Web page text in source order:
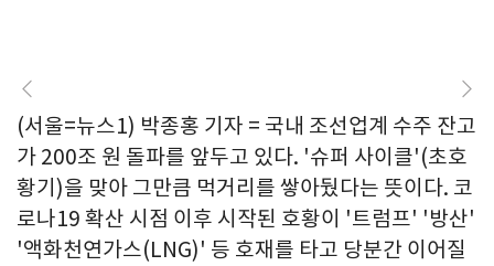
(서울=뉴스1) 박종홍 기자 = 국내 조선업계 수주 잔고
가 200조 원 돌파를 앞두고 있다. '슈퍼 사이클'(초호
황기)을 맞아 그만큼 먹거리를 쌓아뒀다는 뜻이다. 코
로나19 확산 시점 이후 시작된 호황이 '트럼프' '방산'
'액화천연가스(LNG)' 등 호재를 타고 당분간 이어질